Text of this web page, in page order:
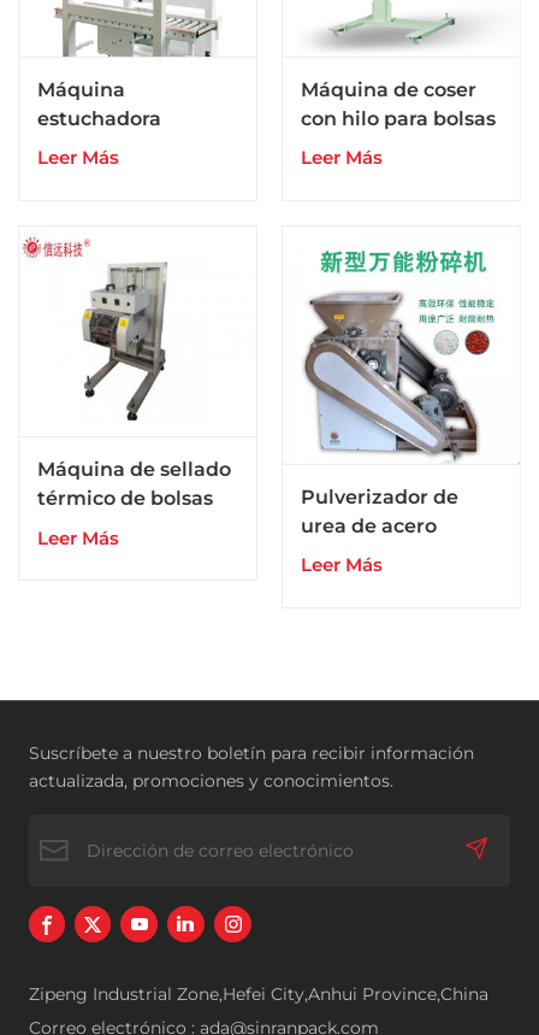
Máquina
estuchadora
manual Spider para
secundario
Leer Más
Máquina de coser
con hilo para bolsas
de papel y tejido de
Leer Más
Máquina de sellado
térmico de bolsas
plegadas para
Leer Más
Pulverizador de
urea de acero
inoxidable de 3
Leer Más
Suscríbete a nuestro boletín para recibir información
actualizada, promociones y conocimientos.
Zipeng Industrial Zone,Hefei City,Anhui Province,China
Correo electrónico : ada@sinranpack.com